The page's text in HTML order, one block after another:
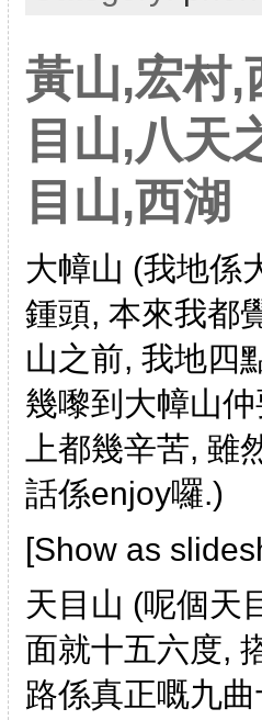
黃山,宏村,
目山,八天
目山,西湖
大幛山 (我地係
鍾頭, 本來我都
山之前, 我地四
幾嚟到大幛山
上都幾辛苦, 雖
話係enjoy囉.)
[Show as
天目山 (呢個天
面就十五六度,
路係真正嘅九